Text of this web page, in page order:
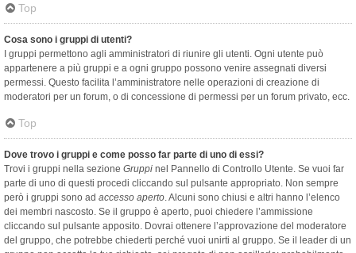
Top
Cosa sono i gruppi di utenti?
I gruppi permettono agli amministratori di riunire gli utenti. Ogni utente può
appartenere a più gruppi e a ogni gruppo possono venire assegnati diversi
permessi. Questo facilita l’amministratore nelle operazioni di creazione di
moderatori per un forum, o di concessione di permessi per un forum privato, ecc.
Top
Dove trovo i gruppi e come posso far parte di uno di essi?
Trovi i gruppi nella sezione Gruppi nel Pannello di Controllo Utente. Se vuoi far
parte di uno di questi procedi cliccando sul pulsante appropriato. Non sempre
però i gruppi sono ad accesso aperto. Alcuni sono chiusi e altri hanno l’elenco
dei membri nascosto. Se il gruppo è aperto, puoi chiedere l’ammissione
cliccando sul pulsante apposito. Dovrai ottenere l’approvazione del moderatore
del gruppo, che potrebbe chiederti perché vuoi unirti al gruppo. Se il leader di un